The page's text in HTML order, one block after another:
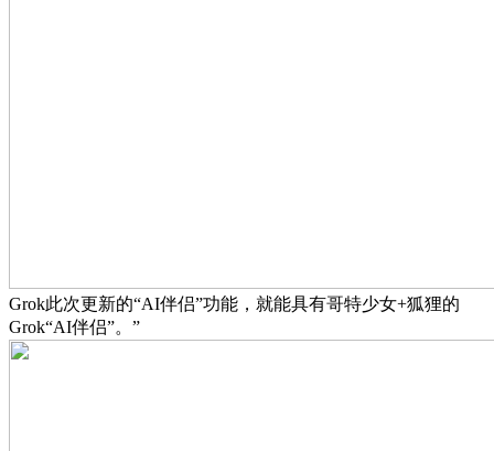
Grok此次更新的“AI伴侣”功能，就能具有哥特少女+狐狸的
Grok“AI伴侣”。”